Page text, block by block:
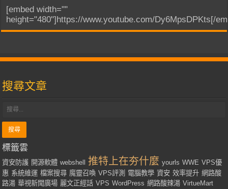
[embed width=""
height="480"]https://www.youtube.com/Dy6MpsDPKts[/
搜尋文章
標籤雲
資安防護 開源軟體 webshell 推特上在夯什麼 yourls WWE VPS優
惠 系統維運 檔案搜尋 魔靈召喚 VPS評測 電腦教學 資安 效率提升 網路酸
路湯 華視新聞廣場 麗文正經話 VPS WordPress 網路酸辣湯 VirtueMart